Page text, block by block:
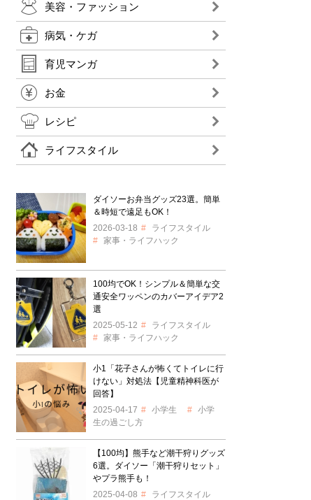
美容・ファッション
病気・ケガ
育児マンガ
お金
レシピ
ライフスタイル
ダイソーお弁当グッズ23選。簡単
＆時短で遠足もOK！
2026-03-18
ライフスタイル
家事・ライフハック
100均でOK！シンプル＆簡単な交
通安全ワッペンのカバーアイデア2
選
2025-05-12
ライフスタイル
家事・ライフハック
小1「花子さんが怖くてトイレに行
けない」対処法【児童精神科医が
回答】
2025-04-17
小学生
小学
生の過ごし方
【100均】熊手など潮干狩りグッズ
6選。ダイソー「潮干狩りセット」
やプラ熊手も！
2025-04-08
ライフスタイル